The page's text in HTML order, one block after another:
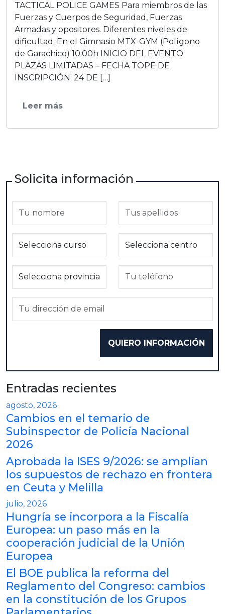
TACTICAL POLICE GAMES Para miembros de las
Fuerzas y Cuerpos de Seguridad, Fuerzas
Armadas y opositores. Diferentes niveles de
dificultad: En el Gimnasio MTX-GYM (Polígono
de Garachico) 10:00h INICIO DEL EVENTO
PLAZAS LIMITADAS – FECHA TOPE DE
INSCRIPCIÓN: 24 DE […]
Leer más
Solicita información
Entradas recientes
agosto, 2026
Cambios en el temario de
Subinspector de Policía Nacional
2026
Aprobada la ISES 9/2026: se amplían
los supuestos de rechazo en frontera
en Ceuta y Melilla
julio, 2026
Hungría se incorpora a la Fiscalía
Europea: un paso más en la
cooperación judicial de la Unión
Europea
El BOE publica la reforma del
Reglamento del Congreso: cambios
en la constitución de los Grupos